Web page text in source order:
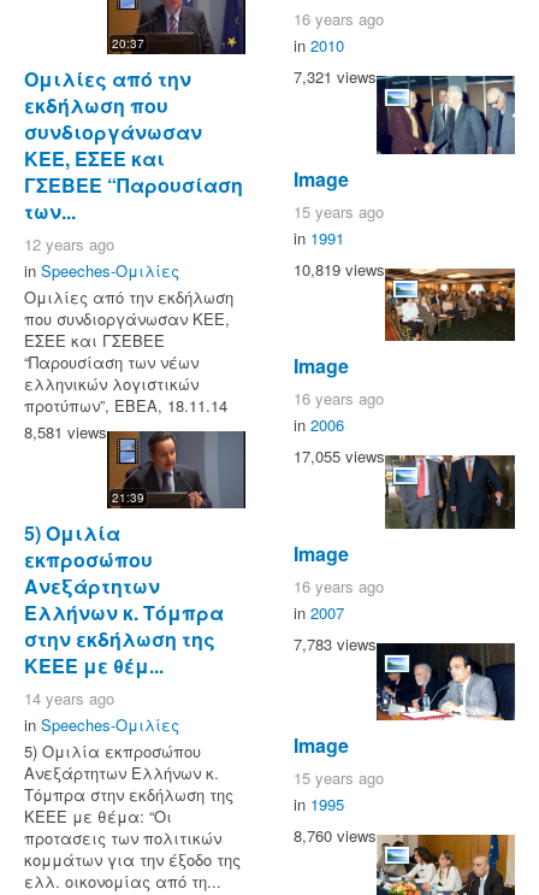
20:37
Ομιλίες από την
εκδήλωση που
συνδιοργάνωσαν
ΚΕΕ, ΕΣΕΕ και
ΓΣΕΒΕΕ “Παρουσίαση
των...
12 years ago
in Speeches-Ομιλίες
Ομιλίες από την εκδήλωση
που συνδιοργάνωσαν ΚΕΕ,
ΕΣΕΕ και ΓΣΕΒΕΕ
“Παρουσίαση των νέων
ελληνικών λογιστικών
προτύπων”, ΕΒΕΑ, 18.11.14
8,581 views
21:39
5) Ομιλία
εκπροσώπου
Ανεξάρτητων
Ελλήνων κ. Τόμπρα
στην εκδήλωση της
ΚΕΕΕ με θέμ...
14 years ago
in Speeches-Ομιλίες
5) Ομιλία εκπροσώπου
Ανεξάρτητων Ελλήνων κ.
Τόμπρα στην εκδήλωση της
ΚΕΕΕ με θέμα: “Οι
προτασεις των πολιτικών
κομμάτων για την έξοδο της
ελλ. οικονομίας από τη...
16 years ago
in 2010
7,321 views
Image
15 years ago
in 1991
10,819 views
Image
16 years ago
in 2006
17,055 views
Image
16 years ago
in 2007
7,783 views
Image
15 years ago
in 1995
8,760 views